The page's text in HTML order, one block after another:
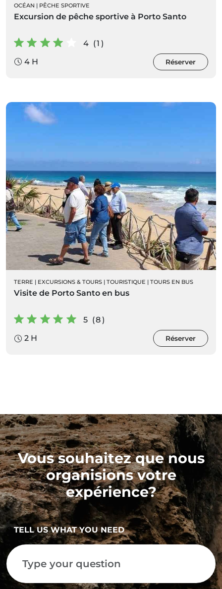
OCÉAN | PÊCHE SPORTIVE
Excursion de pêche sportive à Porto Santo
4 (1)
4 H
Réserver
TERRE | EXCURSIONS & TOURS | TOURISTIQUE | TOURS EN BUS
Visite de Porto Santo en bus
5 (8)
2 H
Réserver
Vous souhaitez que nous
organisions votre
expérience?
TELL US WHAT YOU NEED